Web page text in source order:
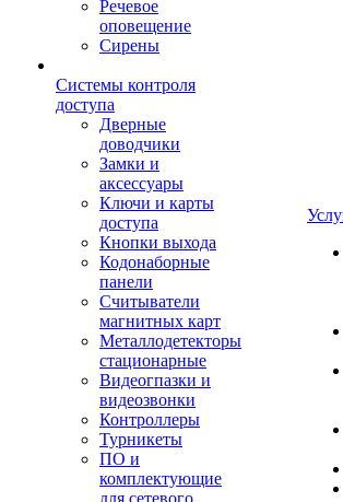
Речевое
оповещение
Сирены
Системы контроля
доступа
Дверные
доводчики
Замки и
аксессуары
Ключи и карты
доступа
Кнопки выхода
Кодонаборные
панели
Считыватели
магнитных карт
Металлодетекторы
стационарные
Видеогпазки и
видеозвонки
Контроллеры
Турникеты
ПО и
комплектующие
для сетевого